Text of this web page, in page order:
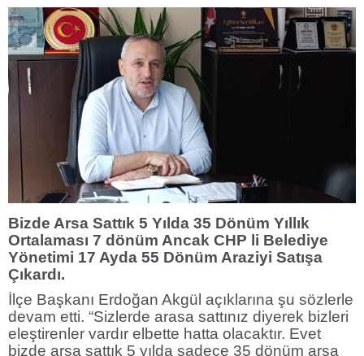
Bizde Arsa Sattık 5 Yılda 35 Dönüm Yıllık
Ortalaması 7 dönüm Ancak CHP li Belediye
Yönetimi 17 Ayda 55 Dönüm Araziyi Satışa
Çıkardı.
İlçe Başkanı Erdoğan Akgül açıklarına şu sözlerle
devam etti. “Sizlerde arasa sattınız diyerek bizleri
eleştirenler vardır elbette hatta olacaktır. Evet
bizde arsa sattık 5 yılda sadece 35 dönüm arsa